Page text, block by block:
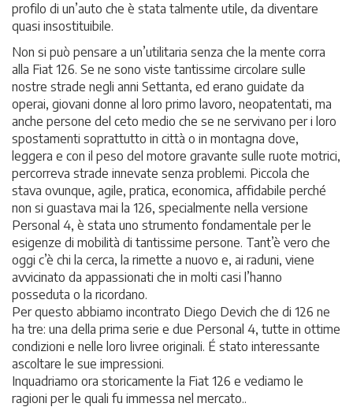
profilo di un’auto che è stata talmente utile, da diventare
quasi insostituibile.
Non si può pensare a un’utilitaria senza che la mente corra
alla Fiat 126. Se ne sono viste tantissime circolare sulle
nostre strade negli anni Settanta, ed erano guidate da
operai, giovani donne al loro primo lavoro, neopatentati, ma
anche persone del ceto medio che se ne servivano per i loro
spostamenti soprattutto in città o in montagna dove,
leggera e con il peso del motore gravante sulle ruote motrici,
percorreva strade innevate senza problemi. Piccola che
stava ovunque, agile, pratica, economica, affidabile perché
non si guastava mai la 126, specialmente nella versione
Personal 4, è stata uno strumento fondamentale per le
esigenze di mobilità di tantissime persone. Tant’è vero che
oggi c’è chi la cerca, la rimette a nuovo e, ai raduni, viene
avvicinato da appassionati che in molti casi l’hanno
posseduta o la ricordano.
Per questo abbiamo incontrato Diego Devich che di 126 ne
ha tre: una della prima serie e due Personal 4, tutte in ottime
condizioni e nelle loro livree originali. É stato interessante
ascoltare le sue impressioni.
Inquadriamo ora storicamente la Fiat 126 e vediamo le
ragioni per le quali fu immessa nel mercato..